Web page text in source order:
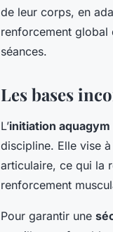
de leur corps, en
renforcement global
séances.
Les bases
L’initiation aquagym
discipline. Elle vise
articulaire, ce qui la
renforcement
Pour garantir une